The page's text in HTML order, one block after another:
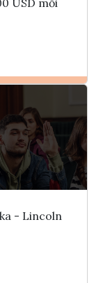
- Lincoln